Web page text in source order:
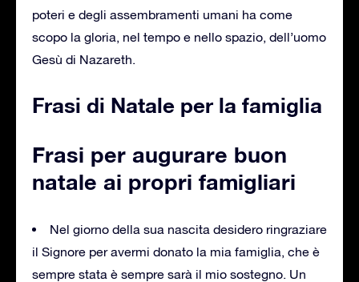
poteri e degli assembramenti umani ha come
scopo la gloria, nel tempo e nello spazio, dell’uomo
Gesù di Nazareth.
Frasi di Natale per la famiglia
Frasi per augurare buon
natale ai propri famigliari
Nel giorno della sua nascita desidero ringraziare
il Signore per avermi donato la mia famiglia, che è
sempre stata è sempre sarà il mio sostegno. Un